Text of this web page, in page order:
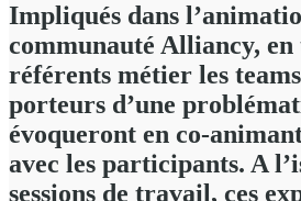
Impliqués dans
communauté Alliancy, en
référents métier les
porteurs d’une
évoqueront en co-
avec les participants. A
sessions de travail, ces